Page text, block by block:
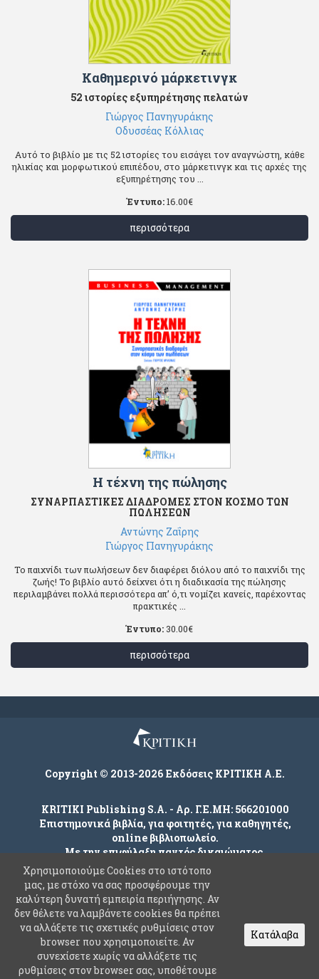
Καθημερινό μάρκετινγκ
52 ιστορίες εξυπηρέτησης πελατών
Γιώργος Πανηγυράκης
Οδυσσέας Κόλλιας
Αυτό το βιβλίο με τις 52 ιστορίες του εισάγει τον αναγνώστη, κάθε
ηλικίας και μορφωτικού επιπέδου, στο μάρκετινγκ και τις αρχές της
εξυπηρέτησης του ...
Έντυπο:16.00€
περισσότερα
Η τέχνη της πώλησης
ΣΥΝΑΡΠΑΣΤΙΚΕΣ ΔΙΑΔΡΟΜΕΣ ΣΤΟΝ ΚΟΣΜΟ ΤΩΝ
ΠΩΛΗΣΕΩΝ
Αντώνης Ζαΐρης
Γιώργος Πανηγυράκης
Το παιχνίδι των πωλήσεων δεν διαφέρει διόλου από το παιχνίδι της
ζωής! Το βιβλίο αυτό δείχνει ότι η διαδικασία της πώλησης
περιλαμβάνει πολλά περισσότερα απ’ ό,τι νομίζει κανείς, παρέχοντας
πρακτικές ...
Έντυπο: 30.00€
περισσότερα
Copyright © 2013-2026 Εκδόσεις ΚΡΙΤΙΚΗ Α.Ε.
KRITIKI Publishing S.A. - Αρ. Γ.Ε.ΜΗ: 566201000
Επιστημονικά βιβλία, για φοιτητές, για καθηγητές,
online βιβλιοπωλείο.
Με την επιφύλαξη παντός δικαιώματος.
Company
Όροι χρήσης
Πολιτική Ασφαλείας Προσωπικών Δεδομένων
Συχνές Ερωτήσεις
Χρησιμοποιούμε Cookies στο ιστότοπο
μας, με στόχο να σας προσφέρουμε την
καλύτερη δυνατή εμπειρία περιήγησης. Αν
δεν θέλετε να λαμβάνετε cookies θα πρέπει
να αλλάξετε τις σχετικές ρυθμίσεις στον
browser που χρησιμοποιείτε. Αν
συνεχίσετε χωρίς να αλλάξετε τις
ρυθμίσεις στον browser σας, υποθέτουμε
Κατάλαβα